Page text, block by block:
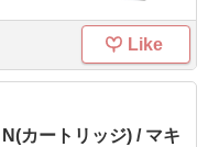
Like
カートリッジ) / マキ